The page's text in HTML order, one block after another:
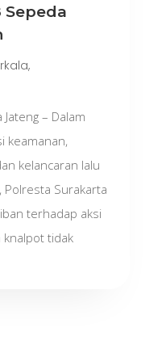
Sepeda
,
– Dalam
keamanan,
kelancaran lalu
Polresta Surakarta
terhadap aksi
knalpot tidak